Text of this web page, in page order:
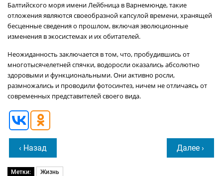
Балтийского моря имени Лейбница в Варнемюнде, такие
отложения являются своеобразной капсулой времени, хранящей
бесценные сведения о прошлом, включая эволюционные
изменения в экосистемах и их обитателей.
Неожиданность заключается в том, что, пробудившись от
многотысячелетней спячки, водоросли оказались абсолютно
здоровыми и функциональными. Они активно росли,
размножались и проводили фотосинтез, ничем не отличаясь от
современных представителей своего вида.
‹ Назад Далее ›
Метки: Жизнь